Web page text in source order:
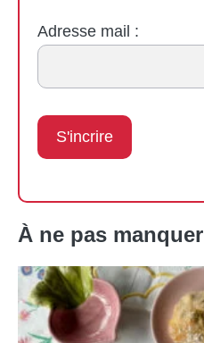
Adresse mail :
À ne pas manquer